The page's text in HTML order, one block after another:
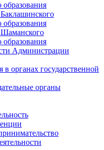
Администрации
органах государственной
органы